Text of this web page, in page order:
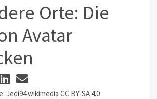
Orte: Die
Avatar
Jedi94 wikimedia CC BY-SA 4.0